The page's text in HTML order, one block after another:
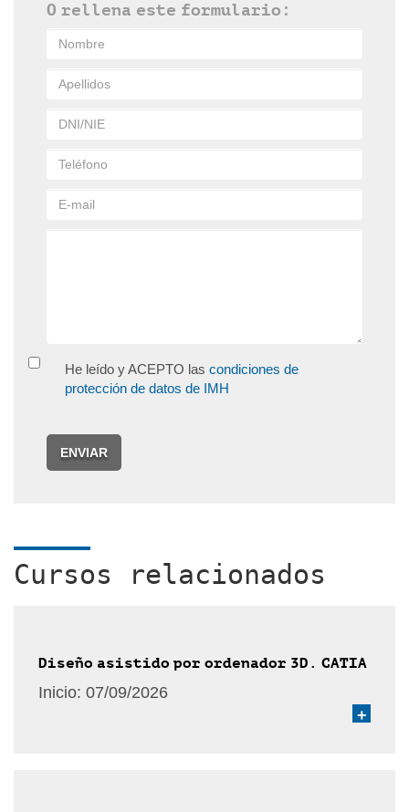
O rellena este formulario:
He leído y ACEPTO las condiciones de
protección de datos de IMH
ENVIAR
Cursos relacionados
Diseño asistido por ordenador 3D. CATIA
Inicio: 07/09/2026
+